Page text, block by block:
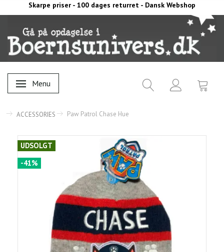
Skarpe priser - 100 dages returret - Dansk Webshop
Skifte navigation
Menu
ACCESSORIES Paw Patrol Chase Hue
UDSOLGT
-41%